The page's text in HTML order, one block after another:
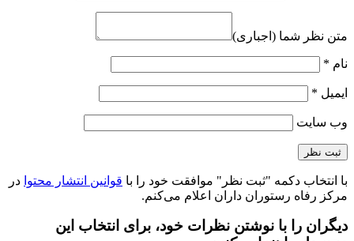
متن نظر شما (اجباری)
نام *
ایمیل *
وب‌ سایت
با انتخاب دکمه "ثبت نظر" موافقت خود را با قوانین انتشار محتوا در
مرکز رفاه رستوران داران اعلام می‌کنم.
دیگران را با نوشتن نظرات خود، برای انتخاب این